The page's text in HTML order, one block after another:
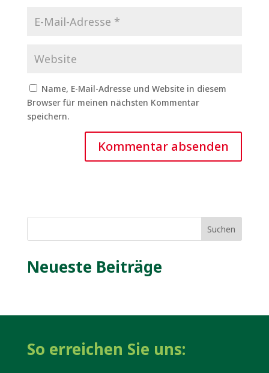
Name, E-Mail-Adresse und Website in diesem
Browser für meinen nächsten Kommentar
speichern.
Suchen
Neueste Beiträge
So erreichen Sie uns: